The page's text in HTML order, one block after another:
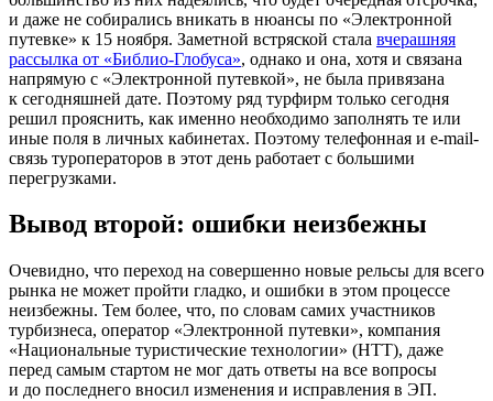
и даже не собирались вникать в нюансы по «Электронной
путевке» к 15 ноября. Заметной встряской стала вчерашняя
рассылка от «Библио-Глобуса», однако и она, хотя и связана
напрямую с «Электронной путевкой», не была привязана
к сегодняшней дате. Поэтому ряд турфирм только сегодня
решил прояснить, как именно необходимо заполнять те или
иные поля в личных кабинетах. Поэтому телефонная и e-mail-
связь туроператоров в этот день работает с большими
перегрузками.
Вывод второй: ошибки неизбежны
Очевидно, что переход на совершенно новые рельсы для всего
рынка не может пройти гладко, и ошибки в этом процессе
неизбежны. Тем более, что, по словам самих участников
турбизнеса, оператор «Электронной путевки», компания
«Национальные туристические технологии» (НТТ), даже
перед самым стартом не мог дать ответы на все вопросы
и до последнего вносил изменения и исправления в ЭП.